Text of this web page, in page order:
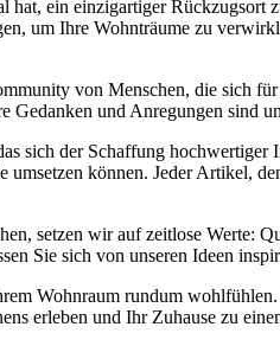
hat, ein einzigartiger
um Ihre Wohnträume zu
von Menschen, die sich
und Anregungen sind
sich der Schaffung
können. Jeder Artikel,
setzen wir auf zeitlose Werte:
Sie sich von unseren Ideen
Wohnraum rundum
erleben und Ihr Zuhause zu